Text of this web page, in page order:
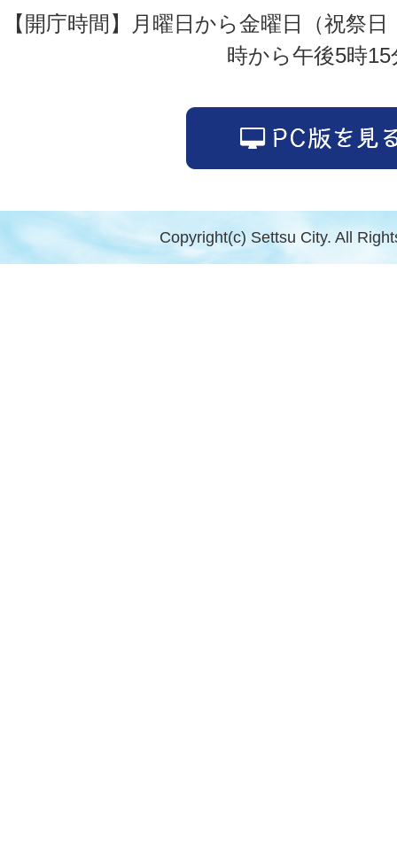
【開庁時間】月曜日から金曜日（祝祭
時から午後5時15
Copyright(c) Settsu City. All